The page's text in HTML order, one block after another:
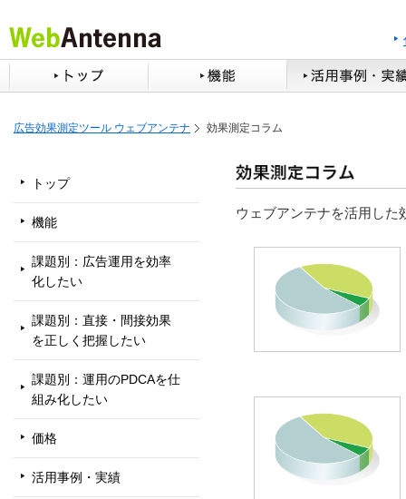
広告効果測定ツール ウェブアンテナ 効果測定コラム
トップ
機能
課題別：広告運用を効率
化したい
課題別：直接・間接効果
を正しく把握したい
課題別：運用のPDCAを仕
組み化したい
価格
活用事例・実績
ウェブアンテナを活用した